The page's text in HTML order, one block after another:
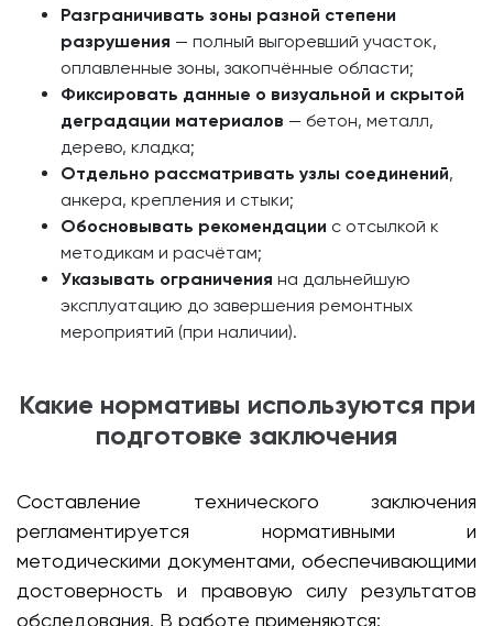
Разграничивать зоны разной степени
разрушения — полный выгоревший участок,
оплавленные зоны, закопчённые области;
Фиксировать данные о визуальной и скрытой
деградации материалов — бетон, металл,
дерево, кладка;
Отдельно рассматривать узлы соединений,
анкера, крепления и стыки;
Обосновывать рекомендации с отсылкой к
методикам и расчётам;
Указывать ограничения на дальнейшую
эксплуатацию до завершения ремонтных
мероприятий (при наличии).
Какие нормативы используются при
подготовке заключения
Составление технического заключения
регламентируется нормативными и
методическими документами, обеспечивающими
достоверность и правовую силу результатов
обследования. В работе применяются: